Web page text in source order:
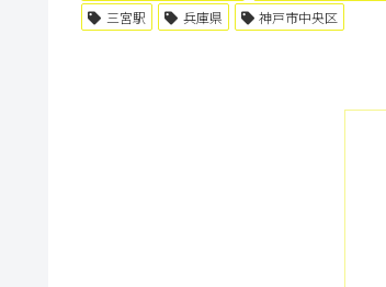
三宮駅
兵庫県 神戸市中央区